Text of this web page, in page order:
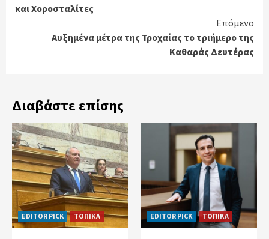
και Χοροσταλίτες
Επόμενο
Αυξημένα μέτρα της Τροχαίας το τριήμερο της
Καθαράς Δευτέρας
Διαβάστε επίσης
EDITOR PICK ΤΟΠΙΚΑ EDITOR PICK ΤΟΠΙΚΑ